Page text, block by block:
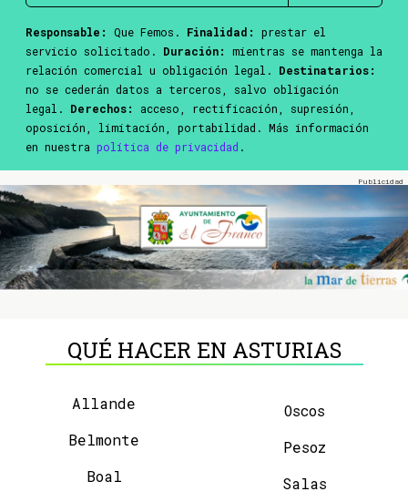
Responsable: Que Femos. Finalidad:
prestar el
servicio solicitado. Duración:
mientras se mantenga la
relación comercial u obligación legal. Destinatarios:
no se cederán datos a terceros, salvo obligación
legal. Derechos:
acceso, rectificación, supresión,
oposición, limitación, portabilidad. Más información
en nuestra política de privacidad .
QUÉ HACER EN ASTURIAS
Allande
Belmonte
Boal
Oscos
Pesoz
Salas